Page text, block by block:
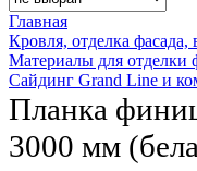
Главная
Кровля, отделка
Материалы для отделки
Сайдинг Grand Line и
Планка
3000 мм